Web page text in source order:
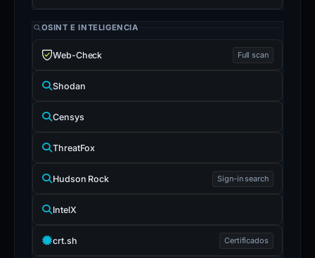
OSINT E INTELIGENCIA
Web-Check Full scan
Shodan
Censys
ThreatFox
Hudson Rock Sign-in search
IntelX
crt.sh Certificados